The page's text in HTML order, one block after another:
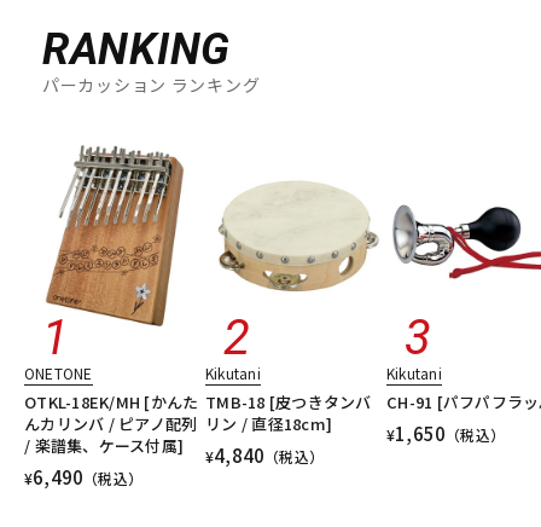
RANKING
パーカッション ランキング
ONETONE
OTKL-18EK/MH [かんた
んカリンバ / ピアノ配列
/ 楽譜集、ケース付属]
¥6,490 （税込）
Kikutani
TMB-18 [皮つきタンバ
リン / 直径18cm]
¥4,840 （税込）
Kikutani
CH-91 [パフパフラ
¥1,650 （税込）